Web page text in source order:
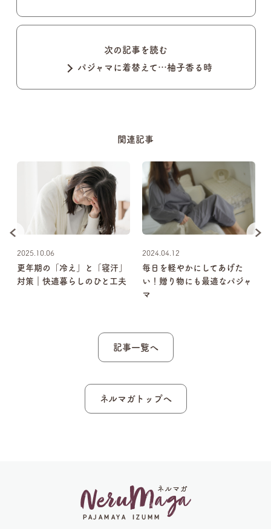
次の記事を読む
パジャマに着替えて…柚子香る時
関連記事
2025.10.06
更年期の「冷え」と「寝汗」
対策｜快適暮らしのひと工夫
2024.04.12
毎日を軽やかにしてあげた
い！贈り物にも最適なパジャ
マ
記事一覧へ
ネルマガトップへ